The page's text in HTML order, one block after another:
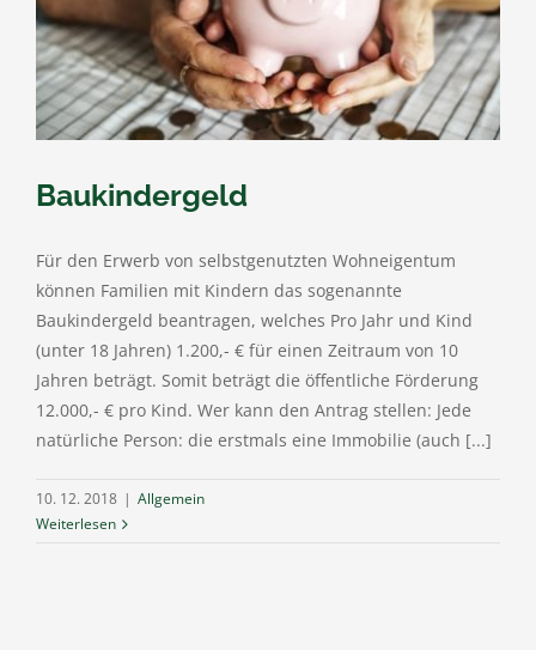
Baukindergeld
Für den Erwerb von selbstgenutzten Wohneigentum
können Familien mit Kindern das sogenannte
Baukindergeld beantragen, welches Pro Jahr und Kind
(unter 18 Jahren) 1.200,- € für einen Zeitraum von 10
Jahren beträgt. Somit beträgt die öffentliche Förderung
12.000,- € pro Kind. Wer kann den Antrag stellen: Jede
natürliche Person: die erstmals eine Immobilie (auch [...]
10. 12. 2018 | Allgemein
Weiterlesen